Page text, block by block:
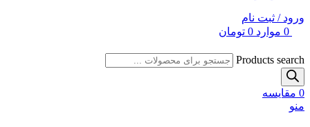
ورود / ثبت نام
0 موارد 0 تومان
Products search
0 مقایسه
منو